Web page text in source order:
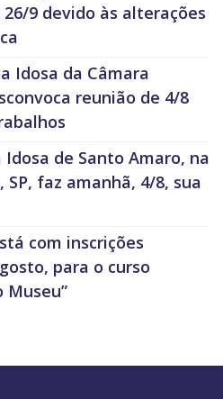
9 devido às alterações
Idosa da Câmara
reunião de 4/8
Idosa de Santo Amaro, na
SP, faz amanhã, 4/8, sua
com inscrições
para o curso
Museu”